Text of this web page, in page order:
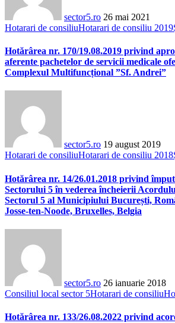
sector5.ro 26 mai 2021
Hotarari de consiliuHotarari de consiliu 2019
Hotărârea nr. 170/19.08.2019 privind
aferente pachetelor de servicii medicale
Complexul Multifuncțional ”Sf. Andrei”
sector5.ro 19 august 2019
Hotarari de consiliuHotarari de consiliu 2018
Hotărârea nr. 14/26.01.2018 privind
Sectorului 5 în vederea încheierii
Sectorul 5 al Municipiului București,
Josse-ten-Noode, Bruxelles, Belgia
sector5.ro 26 ianuarie 2018
Consiliul local sector 5Hotarari de consiliu
Hotărârea nr. 133/26.08.2022 privind